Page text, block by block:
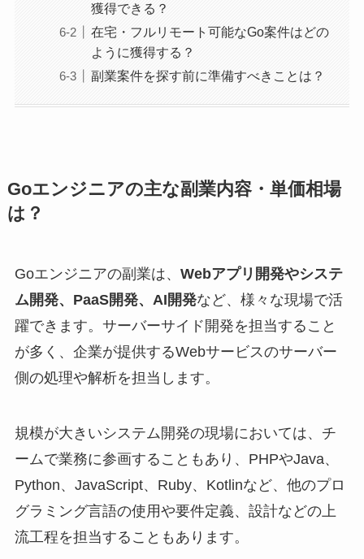
獲得できる？
在宅・フルリモート可能なGo案件はどの
ように獲得する？
副業案件を探す前に準備すべきことは？
Goエンジニアの主な副業内容・単価相場
は？
Goエンジニアの副業は、 Webアプリ開発やシステ
ム開発、PaaS開発、AI開発など、様々な現場で活
躍できます。サーバーサイド開発を担当すること
が多く、企業が提供するWebサービスのサーバー
側の処理や解析を担当します。
規模が大きいシステム開発の現場においては、チ
ームで業務に参画することもあり、PHPやJava、
Python、JavaScript、Ruby、Kotlinなど、他のプロ
グラミング言語の使用や要件定義、設計などの上
流工程を担当することもあります。